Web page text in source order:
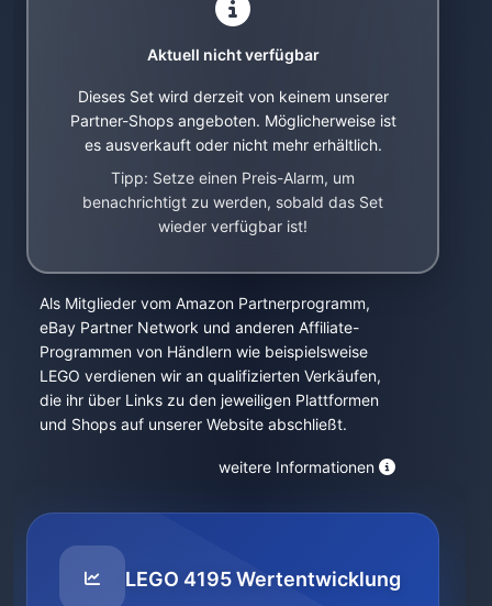
Aktuell nicht verfügbar
Dieses Set wird derzeit von keinem unserer
Partner-Shops angeboten. Möglicherweise ist
es ausverkauft oder nicht mehr erhältlich.
Tipp: Setze einen Preis-Alarm, um
benachrichtigt zu werden, sobald das Set
wieder verfügbar ist!
Als Mitglieder vom Amazon Partnerprogramm,
eBay Partner Network und anderen Affiliate-
Programmen von Händlern wie beispielsweise
LEGO verdienen wir an qualifizierten Verkäufen,
die ihr über Links zu den jeweiligen Plattformen
und Shops auf unserer Website abschließt.
weitere Informationen
LEGO 4195 Wertentwicklung